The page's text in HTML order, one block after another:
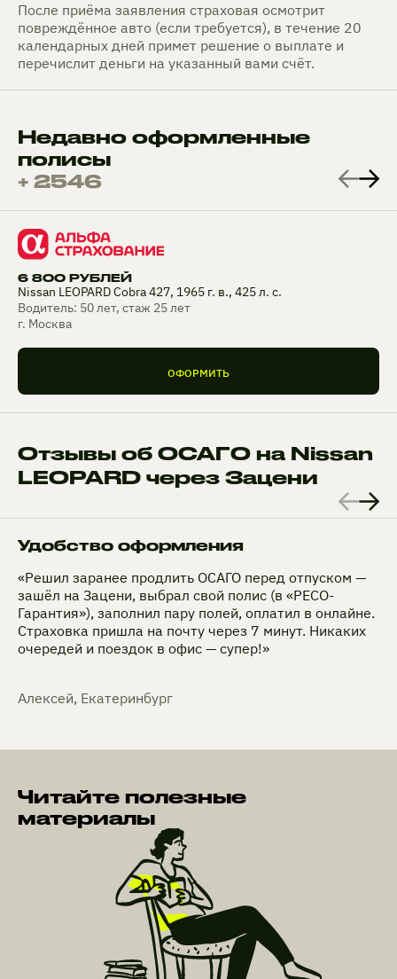
После приёма заявления страховая осмотрит
повреждённое авто (если требуется), в течение 20
календарных дней примет решение о выплате и
перечислит деньги на указанный вами счёт.
Недавно оформленные
полисы
+ 2546
6 800 РУБЛЕЙ
Nissan LEOPARD Cobra 427, 1965 г. в., 425 л. с.
Водитель: 50 лет, стаж 25 лет
г. Москва
ОФОРМИТЬ
Отзывы об ОСАГО на Nissan
LEOPARD через Зацени
Удобство оформления
«Решил заранее продлить ОСАГО перед отпуском —
зашёл на Зацени, выбрал свой полис (в «РЕСО-
Гарантия»), заполнил пару полей, оплатил в онлайне.
Страховка пришла на почту через 7 минут. Никаких
очередей и поездок в офис — супер!»
Алексей, Екатеринбург
Читайте полезные
материалы